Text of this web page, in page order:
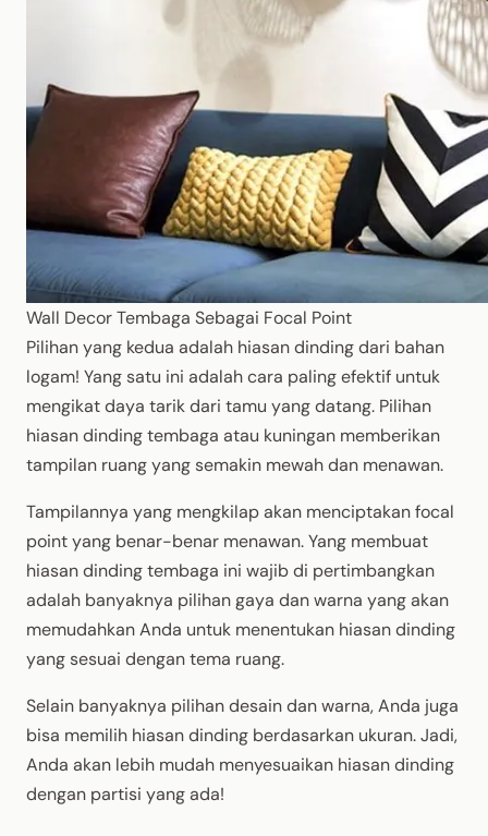
Wall Decor Tembaga Sebagai Focal Point
Pilihan yang kedua adalah hiasan dinding dari bahan
logam! Yang satu ini adalah cara paling efektif untuk
mengikat daya tarik dari tamu yang datang. Pilihan
hiasan dinding tembaga atau kuningan memberikan
tampilan ruang yang semakin mewah dan menawan.
Tampilannya yang mengkilap akan menciptakan focal
point yang benar-benar menawan. Yang membuat
hiasan dinding tembaga ini wajib di pertimbangkan
adalah banyaknya pilihan gaya dan warna yang akan
memudahkan Anda untuk menentukan hiasan dinding
yang sesuai dengan tema ruang.
Selain banyaknya pilihan desain dan warna, Anda juga
bisa memilih hiasan dinding berdasarkan ukuran. Jadi,
Anda akan lebih mudah menyesuaikan hiasan dinding
dengan partisi yang ada!